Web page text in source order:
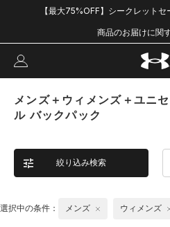
【最大75%OFF】シークレット
商品のお届けに関
メンズ＋ウィメンズ＋ユニ
ル バックパック
絞り込み検索
選択中の条件： メンズ ウィメンズ